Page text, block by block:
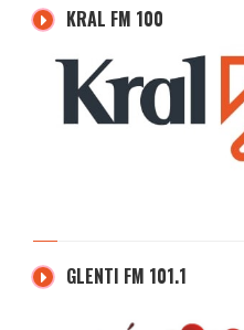
KRAL FM 100
GLENTI FM 101.1